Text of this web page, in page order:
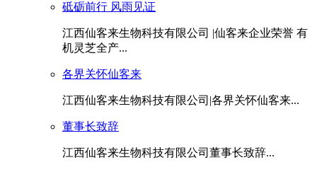
砥砺前行 风雨见证
江西仙客来生物科技有限公司 |仙客来企业荣誉 有
机灵芝全产...
各界关怀仙客来
江西仙客来生物科技有限公司|各界关怀仙客来...
董事长致辞
江西仙客来生物科技有限公司董事长致辞...